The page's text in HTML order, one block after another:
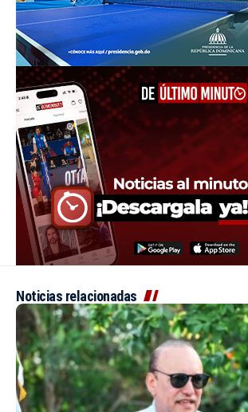
Noticias relacionadas